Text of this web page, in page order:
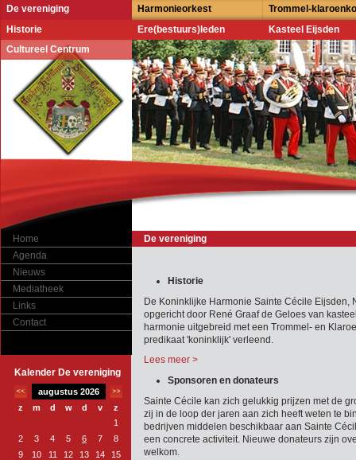
De vereniging Harmonieorkest
Trommel-
Historie
Ere(bestuurs)leden
Kasteel Eijsden
Cultureel Centrum
Home
Agenda
Nieuws
Mediatheek
Links
Contact
Kalender De vereniging
augustus 2026
z
m d w d v
z
1
2
3 4 5 6 7
8
9
10 11 12 13 14
15
De vereniging
Historie
De Koninklijke Harmonie Sainte Cécile Eijsden,
opgericht door René Graaf de Geloes van
harmonie uitgebreid met een Trommel- en
predikaat 'koninklijk' verleend.
Lees meer >
Sponsoren en donateurs
Sainte Cécile kan zich gelukkig prijzen met de
zij in de loop der jaren aan zich heeft weten te
bedrijven middelen beschikbaar aan Sainte
een concrete activiteit. Nieuwe donateurs zijn
welkom.